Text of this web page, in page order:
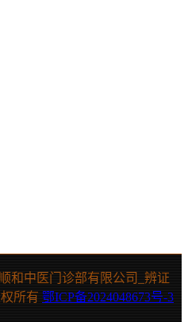
和中医门诊部有限公司_辨证
所有 鄂ICP备2024048673号-3